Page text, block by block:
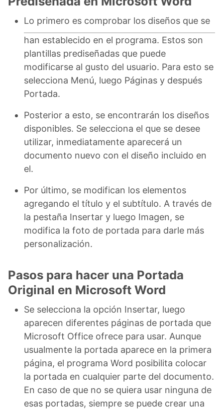
Lo primero es comprobar los diseños que se
han establecido en el programa. Estos son
plantillas prediseñadas que puede
modificarse al gusto del usuario. Para esto se
selecciona Menú, luego Páginas y después
Portada.
Posterior a esto, se encontrarán los diseños
disponibles. Se selecciona el que se desee
utilizar, inmediatamente aparecerá un
documento nuevo con el diseño incluido en
el.
Por último, se modifican los elementos
agregando el título y el subtítulo. A través de
la pestaña Insertar y luego Imagen, se
modifica la foto de portada para darle más
personalización.
Pasos para hacer una Portada
Original en Microsoft Word
Se selecciona la opción Insertar, luego
aparecen diferentes páginas de portada que
Microsoft Office ofrece para usar. Aunque
usualmente la portada aparece en la primera
página, el programa Word posibilita colocar
la portada en cualquier parte del documento.
En caso de que no se quiera usar ninguna de
esas portadas, siempre se puede crear una